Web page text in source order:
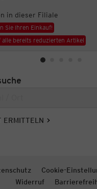
in dieser Filiale
Sie Ihren Einkauf!
bereits reduzierten Artikel
ERMITTELN
Cookie-
Widerruf